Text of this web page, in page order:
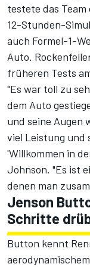
testete das
12-Stunden-
auch Formel-1-
Auto.
früheren Tests
"Es war toll zu
dem Auto
und seine Augen
viel Leistung und
'Willkommen in
Johnson. "Es ist
denen man
Jenson
Schritte
Button kennt